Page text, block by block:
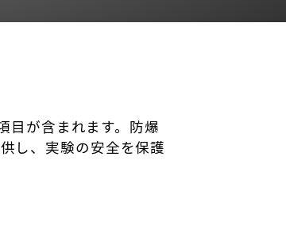
目が含まれます。防爆
し、実験の安全を保護